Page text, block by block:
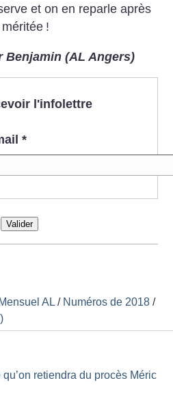
et on en reparle après
!
(AL Angers)
l'infolettre
*
Valider
Mensuel AL / Numéros de 2018 /
retiendra du procès Méric